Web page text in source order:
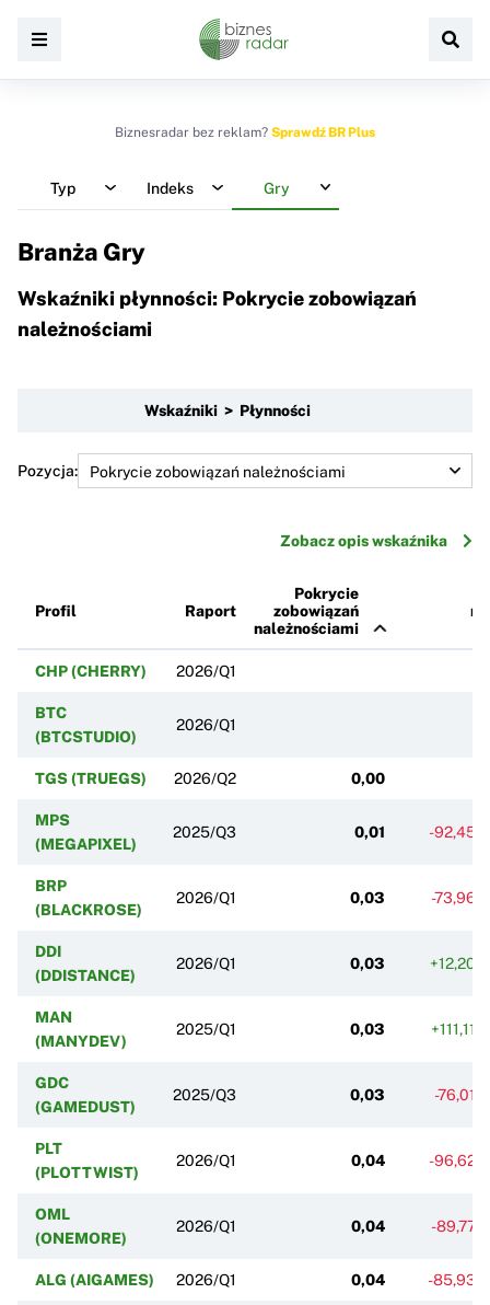
Biznesradar bez reklam? Sprawdź BR Plus
Typ Indeks Gry
Branża Gry
Wskaźniki płynności: Pokrycie zobowiązań
należnościami
Wskaźniki > Płynności
Pozycja:
Zobacz opis wskaźnika
Profil Raport
Pokrycie
zobowiązań
należnościami
r/r
CHP (CHERRY) 2026/Q1
BTC
(BTCSTUDIO)
2026/Q1
TGS (TRUEGS) 2026/Q2 0,00
MPS
(MEGAPIXEL)
2025/Q3 0,01 -92,45%
BRP
(BLACKROSE)
2026/Q1 0,03 -73,96%
DDI
(DDISTANCE)
2026/Q1 0,03 +12,20%
MAN
(MANYDEV)
2025/Q1 0,03 +111,11%
GDC
(GAMEDUST)
2025/Q3 0,03 -76,01%
PLT
(PLOTTWIST)
2026/Q1 0,04 -96,62%
OML
(ONEMORE)
2026/Q1 0,04 -89,77%
ALG (AIGAMES) 2026/Q1 0,04 -85,93%